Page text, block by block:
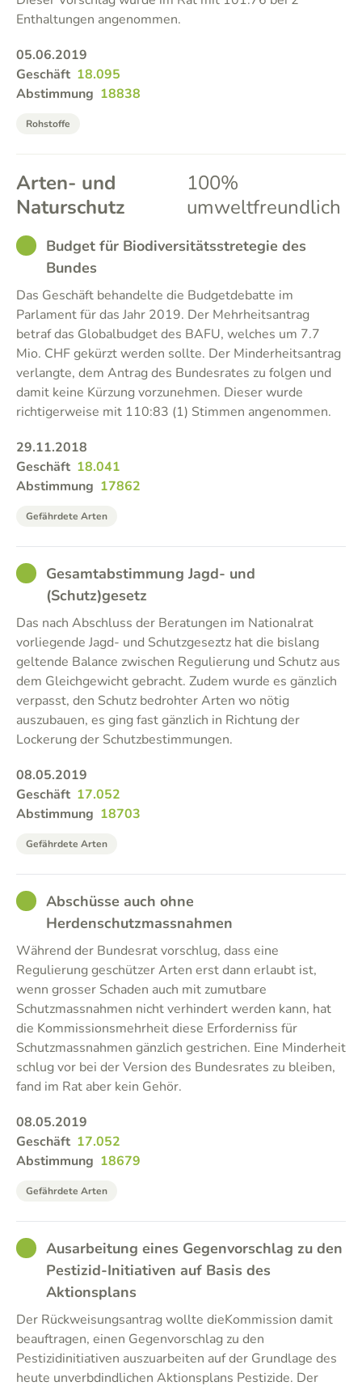
Enthaltungen angenommen.
05.06.2019
Geschäft 18.095
Abstimmung 18838
Rohstoffe
Arten- und
Naturschutz
100%
umweltfreundlich
GOODBudget für Biodiversitätsstretegie des
Bundes
Das Geschäft behandelte die Budgetdebatte im
Parlament für das Jahr 2019. Der Mehrheitsantrag
betraf das Globalbudget des BAFU, welches um 7.7
Mio. CHF gekürzt werden sollte. Der Minderheitsantrag
verlangte, dem Antrag des Bundesrates zu folgen und
damit keine Kürzung vorzunehmen. Dieser wurde
richtigerweise mit 110:83 (1) Stimmen angenommen.
29.11.2018
Geschäft 18.041
Abstimmung 17862
Gefährdete Arten
GOODGesamtabstimmung Jagd- und
(Schutz)gesetz
Das nach Abschluss der Beratungen im Nationalrat
vorliegende Jagd- und Schutzgeseztz hat die bislang
geltende Balance zwischen Regulierung und Schutz aus
dem Gleichgewicht gebracht. Zudem wurde es gänzlich
verpasst, den Schutz bedrohter Arten wo nötig
auszubauen, es ging fast gänzlich in Richtung der
Lockerung der Schutzbestimmungen.
08.05.2019
Geschäft 17.052
Abstimmung 18703
Gefährdete Arten
GOODAbschüsse auch ohne
Herdenschutzmassnahmen
Während der Bundesrat vorschlug, dass eine
Regulierung geschützer Arten erst dann erlaubt ist,
wenn grosser Schaden auch mit zumutbare
Schutzmassnahmen nicht verhindert werden kann, hat
die Kommissionsmehrheit diese Erforderniss für
Schutzmassnahmen gänzlich gestrichen. Eine Minderheit
schlug vor bei der Version des Bundesrates zu bleiben,
fand im Rat aber kein Gehör.
08.05.2019
Geschäft 17.052
Abstimmung 18679
Gefährdete Arten
GOODAusarbeitung eines Gegenvorschlag zu den
Pestizid-Initiativen auf Basis des
Aktionsplans
Der Rückweisungsantrag wollte dieKommission damit
beauftragen, einen Gegenvorschlag zu den
Pestizidinitiativen auszuarbeiten auf der Grundlage des
heute unverbdindlichen Aktionsplans Pestizide. Der